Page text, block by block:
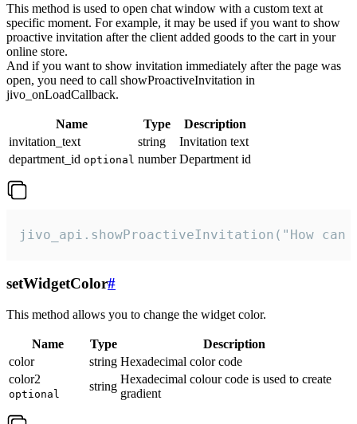
This method is used to open chat window with a custom text at
specific moment. For example, it may be used if you want to show
proactive invitation after the client added goods to the cart in your
online store.
And if you want to show invitation immediately after the page was
open, you need to call showProactiveInvitation in
jivo_onLoadCallback.
Name Type
Description
invitation_text
string
Invitation text
department_id optional number Department id
jivo_api.showProactiveInvitation("How
setWidgetColor#
This method allows you to change the widget color.
Name Type
Description
color
string Hexadecimal color code
color2
optional
string
Hexadecimal colour code is used to create
gradient